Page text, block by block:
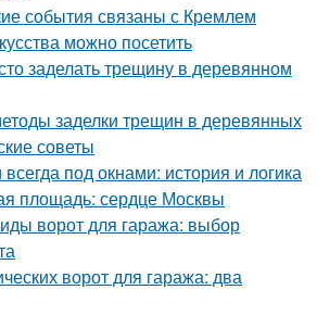
события связаны с Кремлем
можно посетить
заделать трещину в деревянном
заделки трещин в деревянных
советы
под окнами: история и логика
площадь: сердце Москвы
ворот для гаража: выбор
ворот для гаража: два